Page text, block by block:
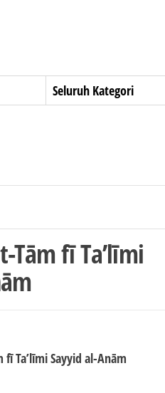
Tām fī Ta’līmi
Ta’līmi Sayyid al-Anām